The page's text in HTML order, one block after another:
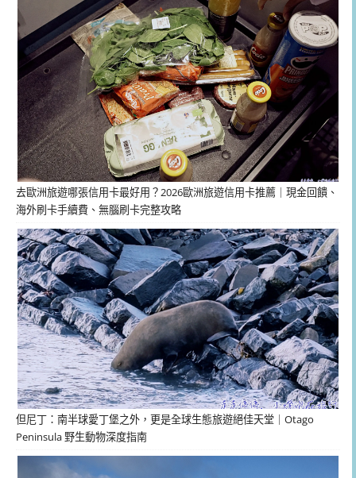
去歐洲旅遊哪張信用卡最好用？2026歐洲旅遊信用卡推薦｜現金回饋、
海外刷卡手續費、無腦刷卡完整攻略
但尼丁：南半球愛丁堡之外，更是全球生態旅遊絕佳天堂｜Otago
Peninsula 野生動物深度指南